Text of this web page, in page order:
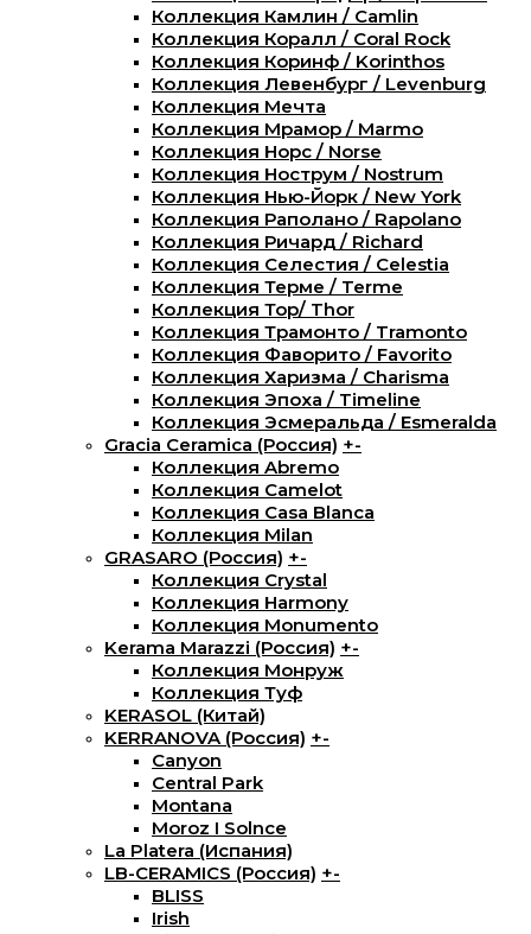
Коллекция Камлин / Camlin
Коллекция Коралл / Coral Rock
Коллекция Коринф / Korinthos
Коллекция Левенбург / Levenburg
Коллекция Мечта
Коллекция Мрамор / Marmo
Коллекция Норс / Norse
Коллекция Нострум / Nostrum
Коллекция Нью-Йорк / New York
Коллекция Раполано / Rapolano
Коллекция Ричард / Richard
Коллекция Селестия / Celestia
Коллекция Терме / Terme
Коллекция Тор/ Thor
Коллекция Трамонто / Tramonto
Коллекция Фаворито / Favorito
Коллекция Харизма / Charisma
Коллекция Эпоха / Timeline
Коллекция Эсмеральда / Esmeralda
Gracia Ceramica (Россия) +-
Коллекция Abremo
Коллекция Camelot
Коллекция Casa Blanca
Коллекция Milan
GRASARO (Россия) +-
Коллекция Crystal
Коллекция Harmony
Коллекция Monumento
Kerama Marazzi (Россия) +-
Коллекция Монруж
Коллекция Туф
KERASOL (Китай)
KERRANOVA (Россия) +-
Canyon
Central Park
Montana
Moroz I Solnce
La Platera (Испания)
LB-CERAMICS (Россия) +-
BLISS
Irish